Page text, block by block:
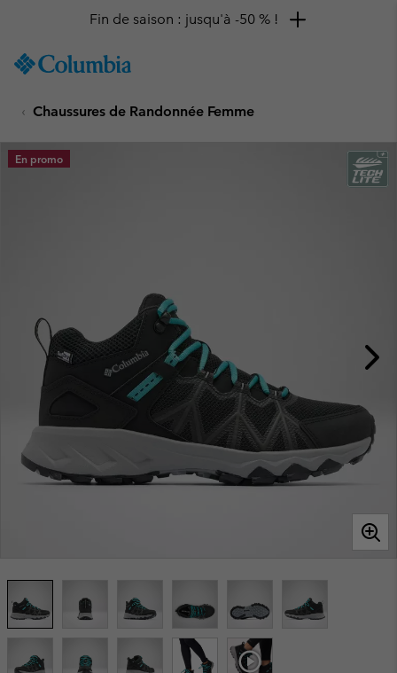
TO
SKIP
MAIN
NAV
Fin de saison : jusqu'à -50 % !
Chaussures de Randonnée Femme
En promo